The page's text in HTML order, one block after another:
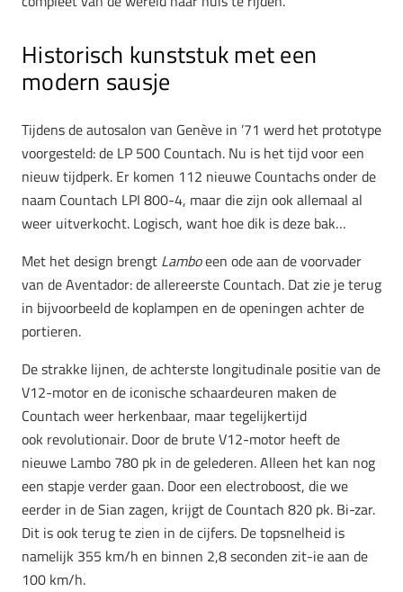
Historisch kunststuk met een
modern sausje
Tijdens de autosalon van Genève in ’71 werd het prototype
voorgesteld: de LP 500 Countach. Nu is het tijd voor een
nieuw tijdperk. Er komen 112 nieuwe Countachs onder de
naam Countach LPI 800-4, maar die zijn ook allemaal al
weer uitverkocht. Logisch, want hoe dik is deze bak…
Met het design brengt Lamboeen ode aan de voorvader
van de Aventador: de allereerste Countach. Dat zie je terug
in bijvoorbeeld de koplampen en de openingen achter de
portieren.
De strakke lijnen, de achterste longitudinale positie van de
V12-motor en de iconische schaardeuren maken de
Countach weer herkenbaar, maar tegelijkertijd
ook revolutionair. Door de brute V12-motor heeft de
nieuwe Lambo 780 pk in de gelederen. Alleen het kan nog
een stapje verder gaan. Door een electroboost, die we
eerder in de Sian zagen, krijgt de Countach 820 pk. Bi-zar.
Dit is ook terug te zien in de cijfers. De topsnelheid is
namelijk 355 km/h en binnen 2,8 seconden zit-ie aan de
100 km/h.